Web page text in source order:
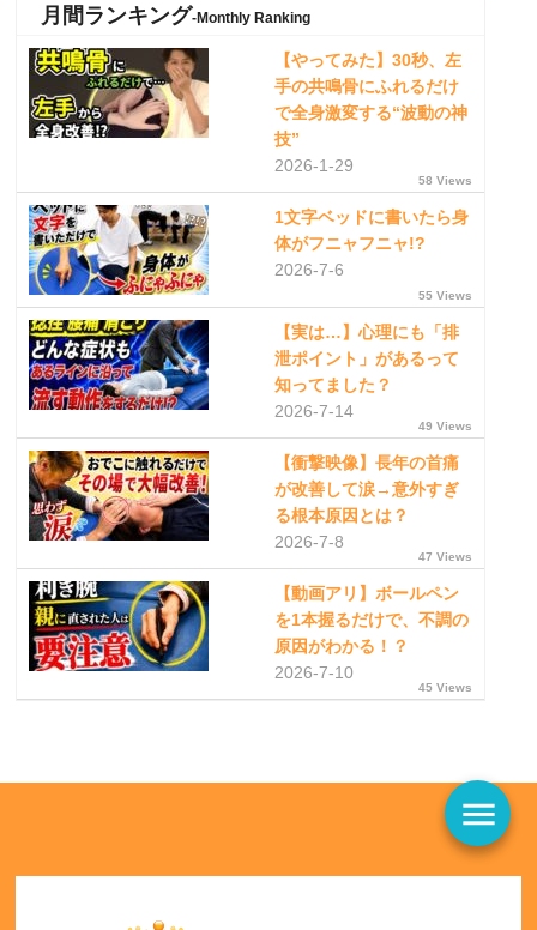
月間ランキング-Monthly Ranking
【やってみた】30秒、左
手の共鳴骨にふれるだけ
で全身激変する“波動の神
技”
2026-1-29
58 Views
1文字ベッドに書いたら身
体がフニャフニャ!?
2026-7-6
55 Views
【実は…】心理にも「排
泄ポイント」があるって
知ってました？
2026-7-14
49 Views
【衝撃映像】長年の首痛
が改善して涙→意外すぎ
る根本原因とは？
2026-7-8
47 Views
【動画アリ】ボールペン
を1本握るだけで、不調の
原因がわかる！？
2026-7-10
45 Views
menu